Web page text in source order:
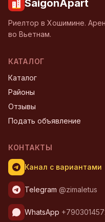
SaigonApart
Риелтор в Хошимине.
во Вьетнам.
КАТАЛОГ
Каталог
Районы
Отзывы
Подать объявление
КОНТАКТЫ
Канал с вариантами
Telegram @zimaletus
WhatsApp